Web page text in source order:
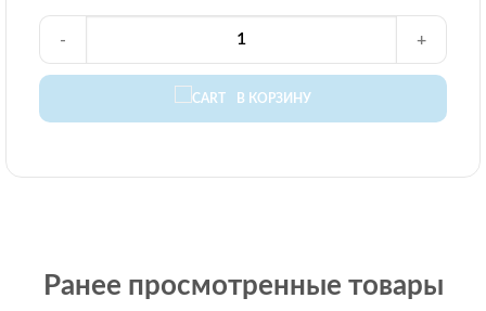
В КОРЗИНУ
- +
Ранее просмотренные товары